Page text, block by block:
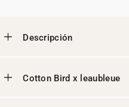
Descripción
Cotton Bird x leaubleue